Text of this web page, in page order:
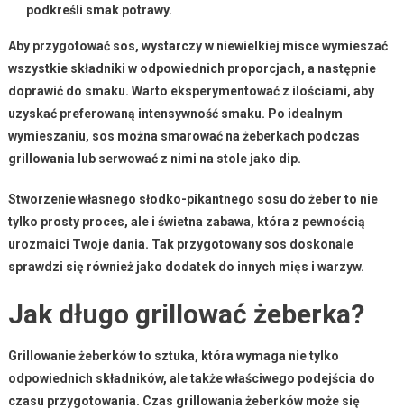
podkreśli smak potrawy.
Aby przygotować sos, wystarczy w niewielkiej misce wymieszać
wszystkie składniki w odpowiednich proporcjach, a następnie
doprawić do smaku. Warto eksperymentować z ilościami, aby
uzyskać preferowaną intensywność smaku. Po idealnym
wymieszaniu, sos można smarować na żeberkach podczas
grillowania lub serwować z nimi na stole jako dip.
Stworzenie własnego słodko-pikantnego sosu do żeber to nie
tylko prosty proces, ale i świetna zabawa, która z pewnością
urozmaici Twoje dania. Tak przygotowany sos doskonale
sprawdzi się również jako dodatek do innych mięs i warzyw.
Jak długo grillować żeberka?
Grillowanie żeberków to sztuka, która wymaga nie tylko
odpowiednich składników, ale także właściwego podejścia do
czasu przygotowania. Czas grillowania żeberków może się